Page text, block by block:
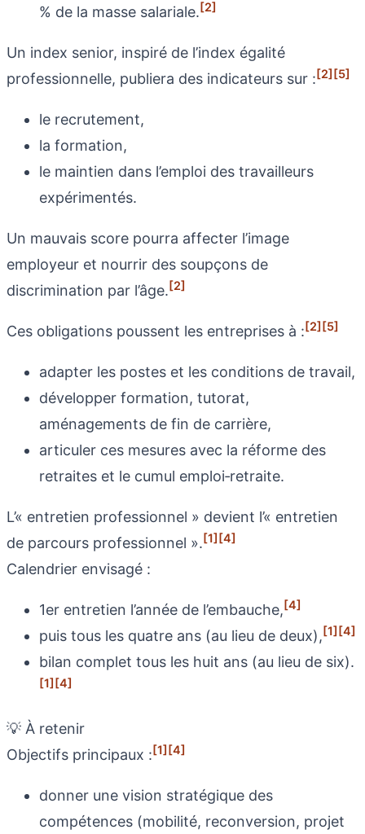
% de la masse salariale.[2]
Un index senior, inspiré de l’index égalité
professionnelle, publiera des indicateurs sur :[2][5]
le recrutement,
la formation,
le maintien dans l’emploi des travailleurs
expérimentés.
Un mauvais score pourra affecter l’image
employeur et nourrir des soupçons de
discrimination par l’âge.[2]
Ces obligations poussent les entreprises à :[2][5]
adapter les postes et les conditions de travail,
développer formation, tutorat,
aménagements de fin de carrière,
articuler ces mesures avec la réforme des
retraites et le cumul emploi‑retraite.
L’« entretien professionnel » devient l’« entretien
de parcours professionnel ».[1][4]
Calendrier envisagé :
1er entretien l’année de l’embauche,[4]
puis tous les quatre ans (au lieu de deux),[1][4]
bilan complet tous les huit ans (au lieu de six).
[1][4]
💡 À retenir
Objectifs principaux :[1][4]
donner une vision stratégique des
compétences (mobilité, reconversion, projet